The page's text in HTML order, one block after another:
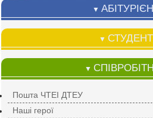
▼
▼
▼
Пошта ЧТЕІ ДТЕУ
Наші герої